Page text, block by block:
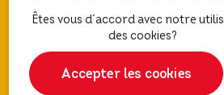
Conseils Chien et Chiot
Accepter les cookies